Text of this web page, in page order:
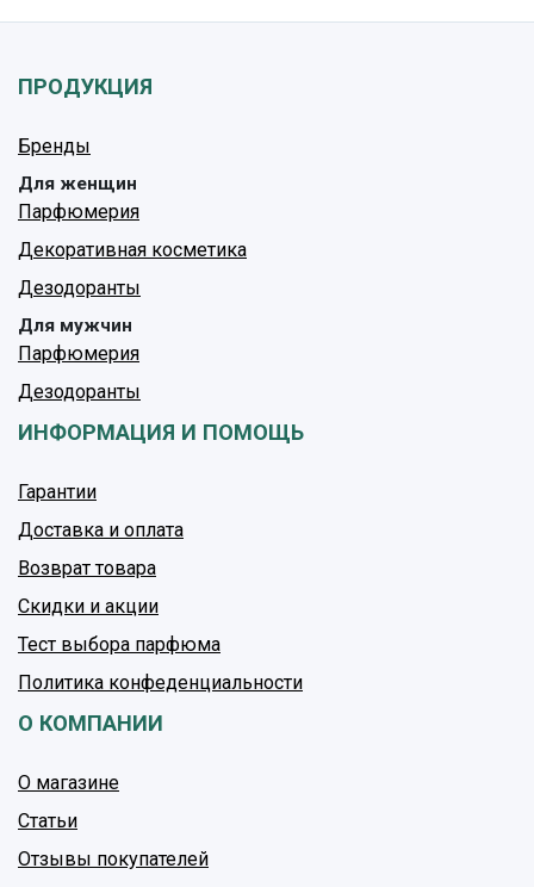
ПРОДУКЦИЯ
Бренды
Для женщин
Парфюмерия
Декоративная косметика
Дезодоранты
Для мужчин
Парфюмерия
Дезодоранты
ИНФОРМАЦИЯ И ПОМОЩЬ
Гарантии
Доставка и оплата
Возврат товара
Скидки и акции
Тест выбора парфюма
Политика конфеденциальности
О КОМПАНИИ
О магазине
Статьи
Отзывы покупателей